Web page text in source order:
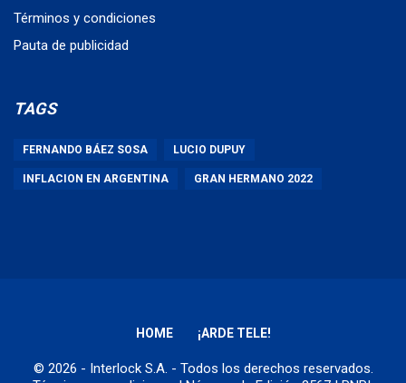
Términos y condiciones
Pauta de publicidad
TAGS
FERNANDO BÁEZ SOSA LUCIO DUPUY
INFLACION EN ARGENTINA GRAN HERMANO 2022
HOME ¡ARDE TELE!
© 2026 - Interlock S.A. - Todos los derechos reservados.